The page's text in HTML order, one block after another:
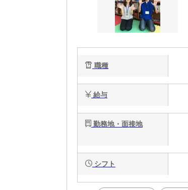
職種
給与
勤務地・面接地
シフト